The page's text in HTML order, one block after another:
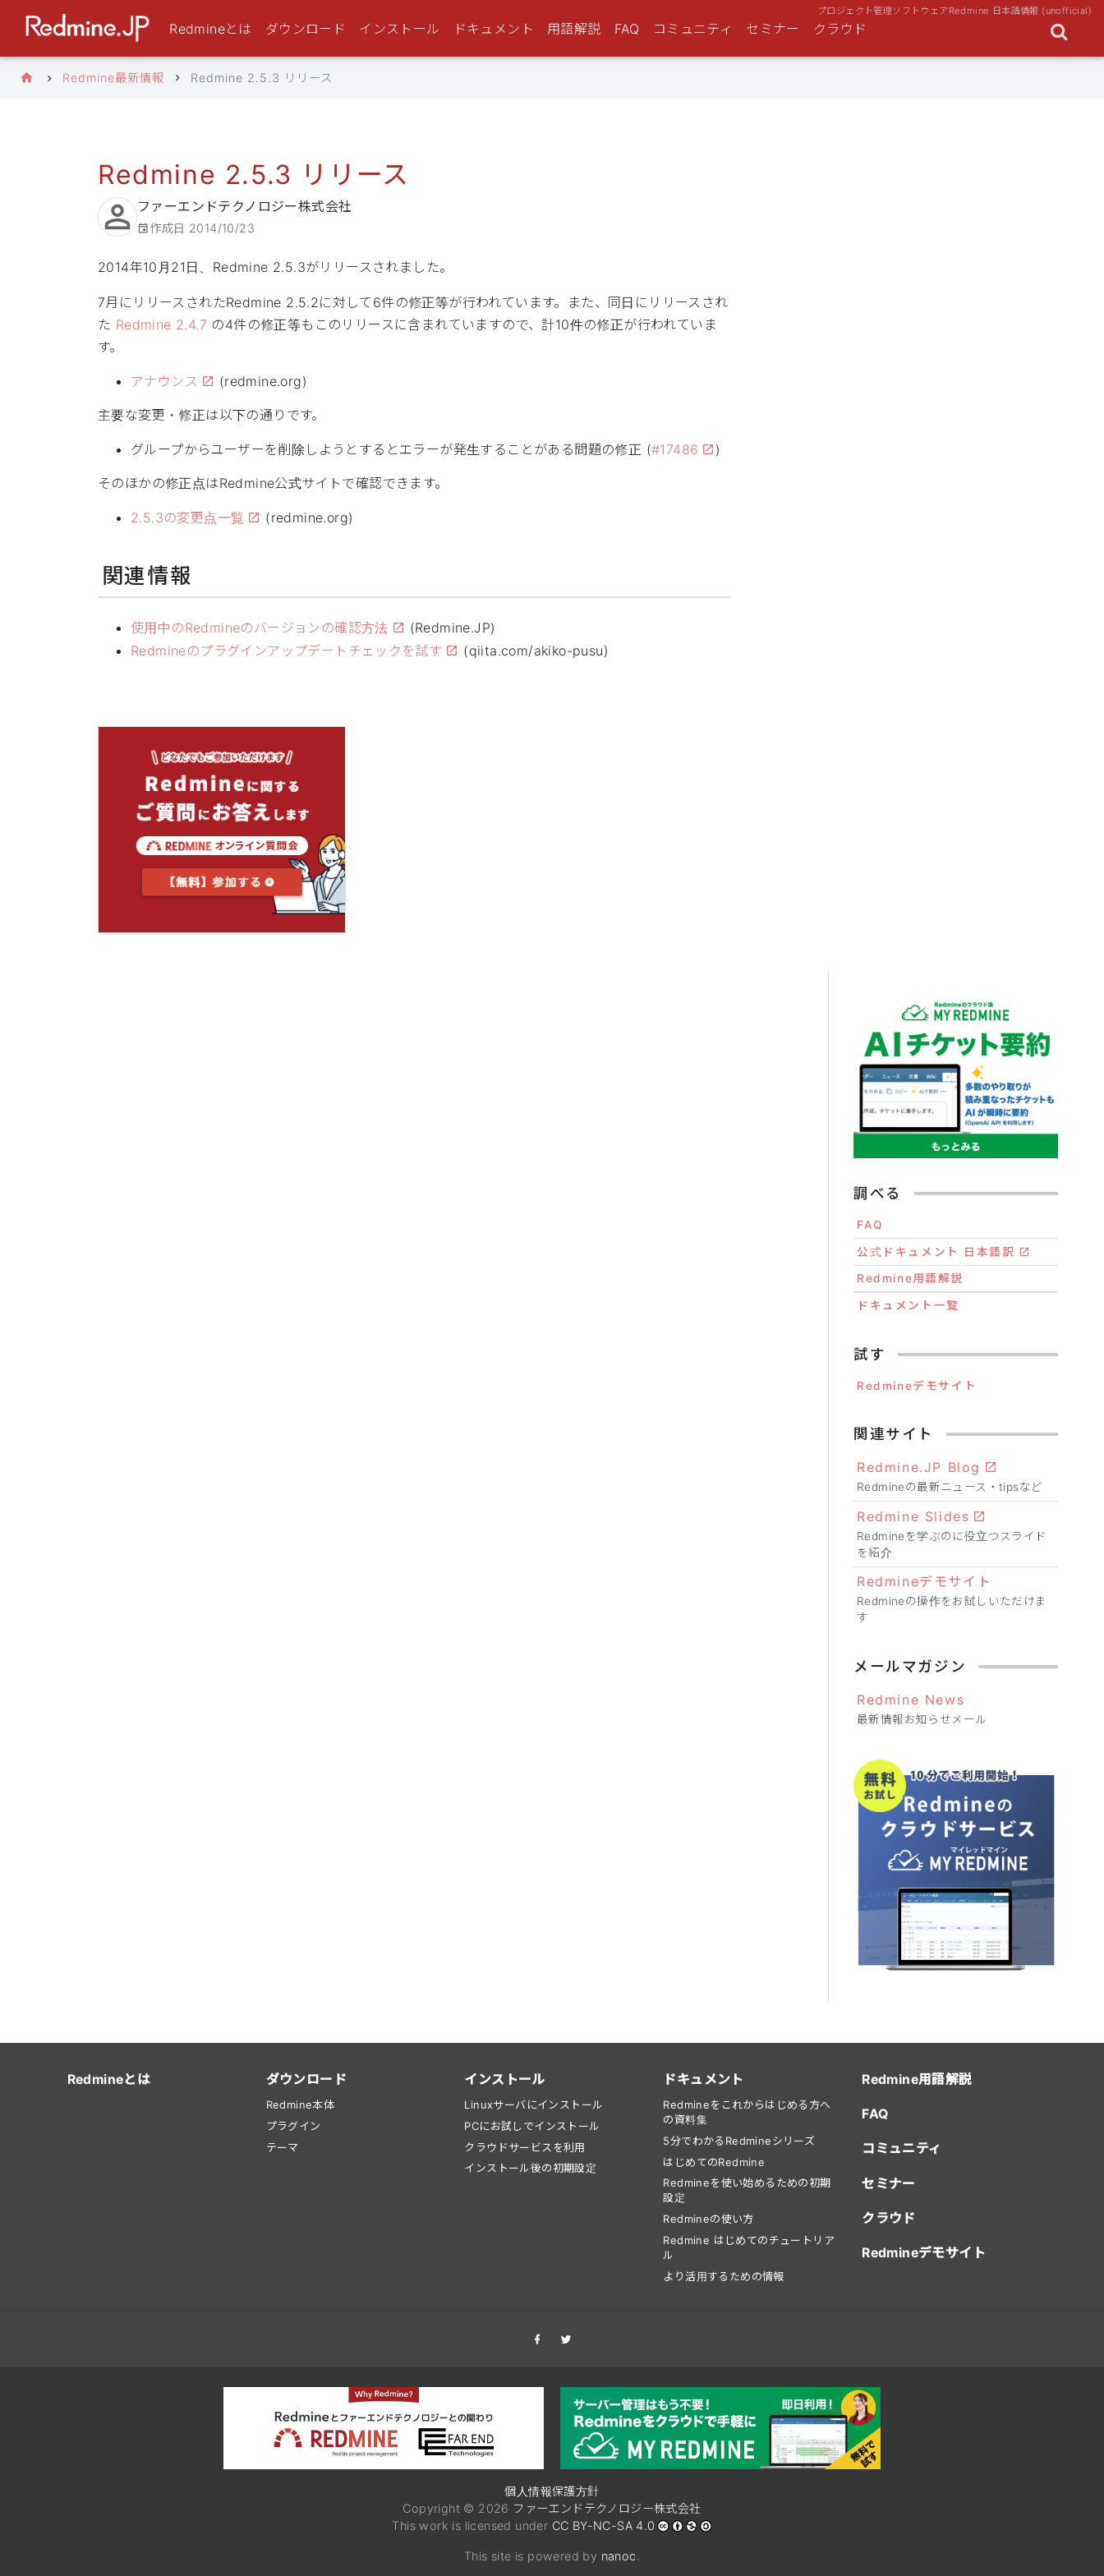
Redmineとは ダウンロード インストール ドキュメント 用語解説 FAQ コミュニティ セミナー クラウド
プロジェクト管理ソフトウェアRedmine 日本語情報 (unofficial)
Redmine最新情報 Redmine 2.5.3 リリース
Redmine 2.5.3 リリース
ファーエンドテクノロジー株式会社
作成日 2014/10/23
2014年10月21日、Redmine 2.5.3がリリースされました。
7月にリリースされたRedmine 2.5.2に対して6件の修正等が行われています。また、同日にリリースされ
た Redmine 2.4.7 の4件の修正等もこのリリースに含まれていますので、計10件の修正が行われていま
す。
アナウンス (redmine.org)
主要な変更・修正は以下の通りです。
グループからユーザーを削除しようとするとエラーが発生することがある問題の修正 (#17486 )
そのほかの修正点はRedmine公式サイトで確認できます。
2.5.3の変更点一覧 (redmine.org)
関連情報
使用中のRedmineのバージョンの確認方法
(Redmine.JP)
Redmineのプラグインアップデートチェックを試す
(qiita.com/akiko-pusu)
調べる
FAQ
公式ドキュメント 日本語訳
Redmine用語解説
ドキュメント一覧
試す
Redmineデモサイト
関連サイト
Redmine.JP Blog
Redmineの最新ニュース・tipsなど
Redmine Slides
Redmineを学ぶのに役立つスライド
を紹介
Redmineデモサイト
Redmineの操作をお試しいただけま
す
メールマガジン
Redmine News
最新情報お知らせメール
Redmineとは ダウンロード
Redmine本体
プラグイン
テーマ
インストール
Linuxサーバにインストール
PCにお試しでインストール
クラウドサービスを利用
インストール後の初期設定
ドキュメント
Redmineをこれからはじめる方へ
の資料集
5分でわかるRedmineシリーズ
はじめてのRedmine
Redmineを使い始めるための初期
設定
Redmineの使い方
Redmine はじめてのチュートリア
ル
より活用するための情報
Redmine用語解説
FAQ
コミュニティ
セミナー
クラウド
Redmineデモサイト
個人情報保護方針
Copyright © 2026 ファーエンドテクノロジー株式会社
This work is licensed under CC BY-NC-SA 4.0
This site is powered by nanoc